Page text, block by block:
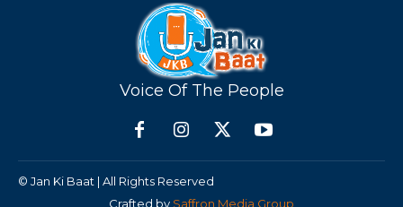
Voice Of The People
© Jan Ki Baat | All Rights Reserved
Crafted by Saffron Media Group